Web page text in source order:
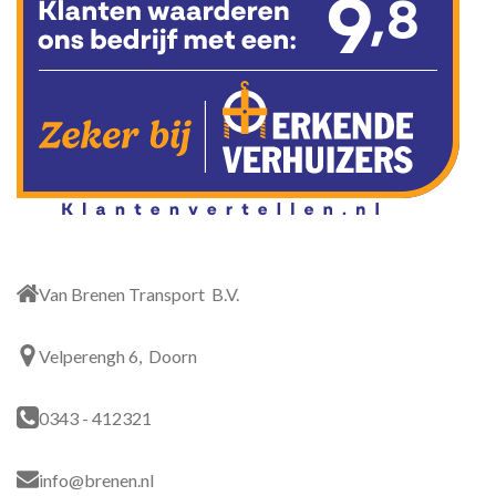
Van Brenen Transport B.V.
Velperengh 6, Doorn
0343 - 412321
info@brenen.nl